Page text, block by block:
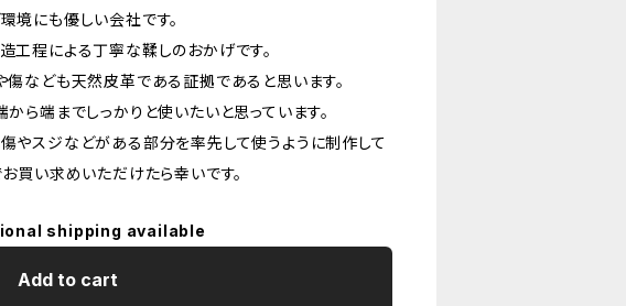
境にも優しい会社です。
工程による丁寧な鞣しのおかげです。
傷なども天然皮革である証拠であると思います。
ら端までしっかりと使いたいと思っています。
やスジなどがある部分を率先して使うように制作して
買い求めいただけたら幸いです。
shipping available
Add to cart